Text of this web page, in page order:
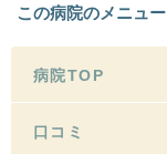
この病院のメニュー
病院TOP
口コミ